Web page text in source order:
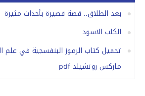
بعد الطلاق.. قصة قصيرة بأحداث مثيرة
الكلب الاسود
تحميل كتاب الرموز البنفسجية في علم
ماركس روتشيلد pdf